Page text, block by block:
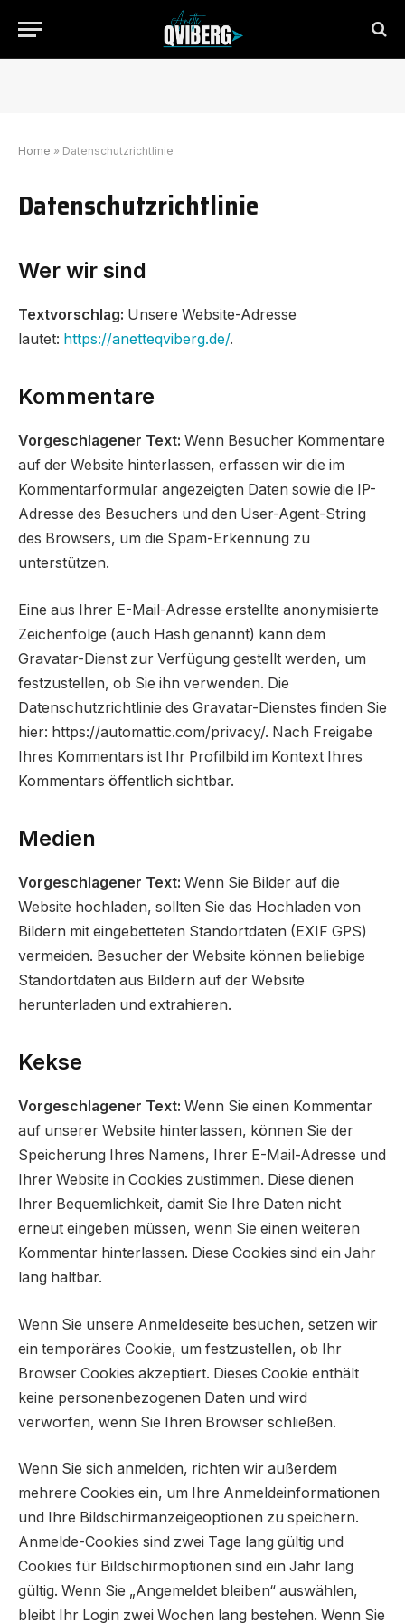
Home » Datenschutzrichtlinie
Datenschutzrichtlinie
Wer wir sind
Textvorschlag: Unsere Website-Adresse
lautet: https://anetteqviberg.de/.
Kommentare
Vorgeschlagener Text: Wenn Besucher Kommentare
auf der Website hinterlassen, erfassen wir die im
Kommentarformular angezeigten Daten sowie die IP-
Adresse des Besuchers und den User-Agent-String
des Browsers, um die Spam-Erkennung zu
unterstützen.
Eine aus Ihrer E-Mail-Adresse erstellte anonymisierte
Zeichenfolge (auch Hash genannt) kann dem
Gravatar-Dienst zur Verfügung gestellt werden, um
festzustellen, ob Sie ihn verwenden. Die
Datenschutzrichtlinie des Gravatar-Dienstes finden Sie
hier: https://automattic.com/privacy/. Nach Freigabe
Ihres Kommentars ist Ihr Profilbild im Kontext Ihres
Kommentars öffentlich sichtbar.
Medien
Vorgeschlagener Text: Wenn Sie Bilder auf die
Website hochladen, sollten Sie das Hochladen von
Bildern mit eingebetteten Standortdaten (EXIF GPS)
vermeiden. Besucher der Website können beliebige
Standortdaten aus Bildern auf der Website
herunterladen und extrahieren.
Kekse
Vorgeschlagener Text: Wenn Sie einen Kommentar
auf unserer Website hinterlassen, können Sie der
Speicherung Ihres Namens, Ihrer E-Mail-Adresse und
Ihrer Website in Cookies zustimmen. Diese dienen
Ihrer Bequemlichkeit, damit Sie Ihre Daten nicht
erneut eingeben müssen, wenn Sie einen weiteren
Kommentar hinterlassen. Diese Cookies sind ein Jahr
lang haltbar.
Wenn Sie unsere Anmeldeseite besuchen, setzen wir
ein temporäres Cookie, um festzustellen, ob Ihr
Browser Cookies akzeptiert. Dieses Cookie enthält
keine personenbezogenen Daten und wird
verworfen, wenn Sie Ihren Browser schließen.
Wenn Sie sich anmelden, richten wir außerdem
mehrere Cookies ein, um Ihre Anmeldeinformationen
und Ihre Bildschirmanzeigeoptionen zu speichern.
Anmelde-Cookies sind zwei Tage lang gültig und
Cookies für Bildschirmoptionen sind ein Jahr lang
gültig. Wenn Sie „Angemeldet bleiben“ auswählen,
bleibt Ihr Login zwei Wochen lang bestehen. Wenn Sie